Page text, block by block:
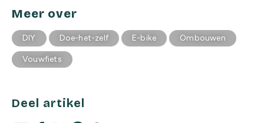
Meer over
DIY Doe-het-zelf E-bike Ombouwen
Vouwfiets
Deel artikel